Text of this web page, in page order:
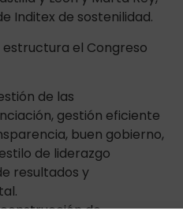
Inditex de sostenilidad.
estructura el Congreso
de las
gestión eficiente
buen gobierno,
de liderazgo
resultados y